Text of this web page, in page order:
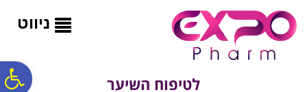
ניווט
לטיפוח השיער